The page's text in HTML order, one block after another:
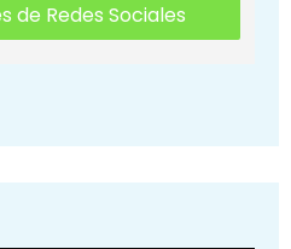
de Redes Sociales